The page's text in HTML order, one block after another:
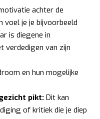
achter de
voel je je bijvoorbeeld
is diegene in
verdedigen van zijn
en hun mogelijke
pikt: Dit kan
of kritiek die je diep